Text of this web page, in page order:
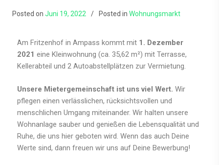
Posted on Juni 19, 2022 Posted in Wohnungsmarkt
Am Fritzenhof in Ampass kommt mit 1. Dezember
2021 eine Kleinwohnung (ca. 35,62 m²) mit Terrasse,
Kellerabteil und 2 Autoabstellplätzen zur Vermietung.
Unsere Mietergemeinschaft ist uns viel Wert. Wir
pflegen einen verlässlichen, rücksichtsvollen und
menschlichen Umgang miteinander. Wir halten unsere
Wohnanlage sauber und genießen die Lebensqualität und
Ruhe, die uns hier geboten wird. Wenn das auch Deine
Werte sind, dann freuen wir uns auf Deine Bewerbung!